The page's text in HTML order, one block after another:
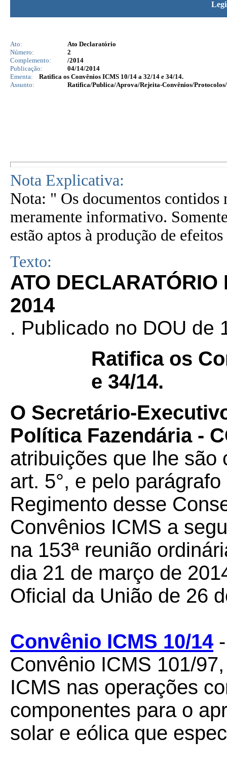
Ato:
Ato Declaratório
Número:
2
Complemento:
/2014
Publicação:
04/14/2014
Ementa:
Ratifica os Convênios ICMS 10/14 a 32/14 e 34/14.
Assunto:
Ratifica/Publica/Aprova/Rejeita-Convênios/
Nota Explicativa:
Nota: " Os documentos contidos
meramente informativo.
estão aptos à produção de
Texto:
ATO DECLARATÓRIO
2014
. Publicado no DOU de
Ratifica os
e 34/14.
O Secretário-
Política Fazendária -
atribuições que lhe são
art. 5°, e pelo
Regimento desse
Convênios ICMS a
na 153ª reunião
dia 21 de março de
Oficial da União de 26
Convênio ICMS 10/14
Convênio ICMS 101/
ICMS nas operações
componentes para o
solar e eólica que